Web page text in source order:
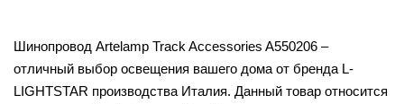
Шинопровод Artelamp Track Accessories A550206 –
отличный выбор освещения вашего дома от бренда L-
LIGHTSTAR производства Италия. Данный товар относится